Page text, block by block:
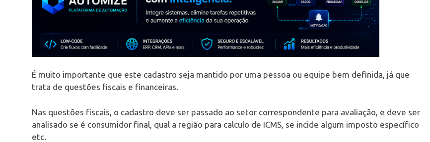
É muito importante que este cadastro seja mantido por uma pessoa ou equipe bem definida, já que
trata de questões fiscais e financeiras.
Nas questões fiscais, o cadastro deve ser passado ao setor correspondente para avaliação, e deve ser
analisado se é consumidor final, qual a região para calculo de ICMS, se incide algum imposto específico
etc.